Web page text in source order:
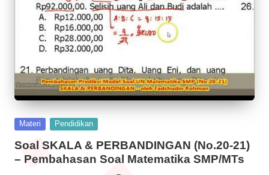
Posted
Materi Pendidikan
Soal SKALA & PERBANDINGAN (No.20-21)
– Pembahasan Soal Matematika SMP/MTs